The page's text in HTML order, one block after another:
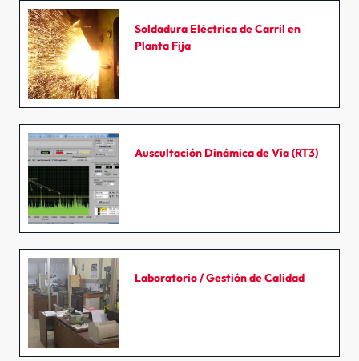
Soldadura Eléctrica de Carril en
Planta Fija
Auscultación Dinámica de Vía (RT3)
Laboratorio / Gestión de Calidad